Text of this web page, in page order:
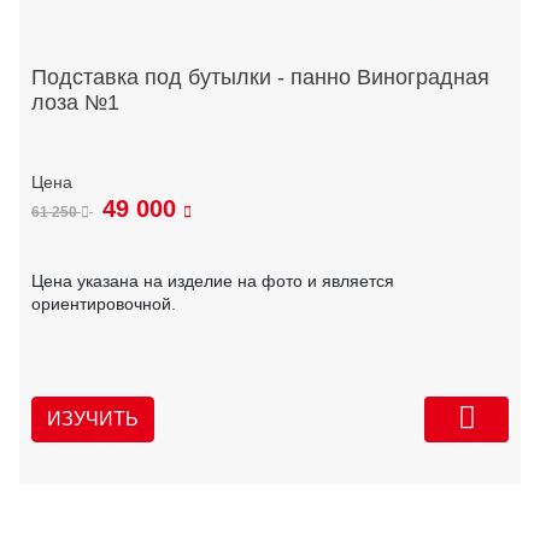
Подставка под бутылки - панно Виноградная
лоза №1
61 250 49 000
Цена указана на изделие на фото и является
ориентировочной.
ИЗУЧИТЬ